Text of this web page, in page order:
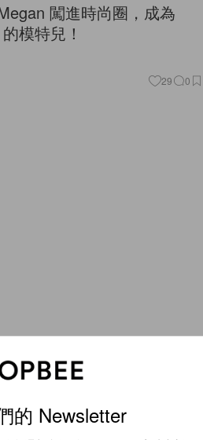
闖進時尚圈，成為
模特兒！
29 0
媽媽」，Gigi Hadid 剖白
撫養女兒的心情！
柔的媽媽呢！
的 Newsletter